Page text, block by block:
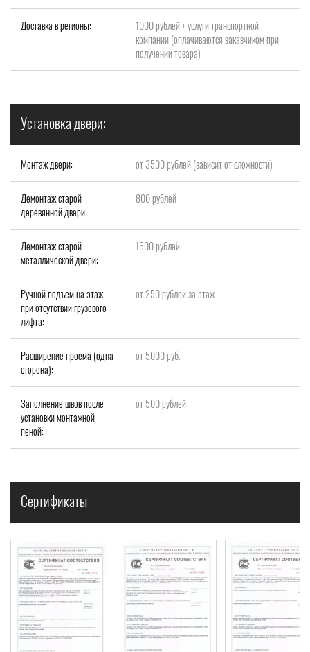
Доставка в регионы:
1000 рублей + услуги транспортной
компании (оплачиваются заказчиком при
получении товара)
Установка двери:
Монтаж двери: от 3500 рублей (зависит от сложности)
Демонтаж старой
деревянной двери:
800 рублей
Демонтаж старой
металлической двери:
1500 рублей
Ручной подъем на этаж
при отсутствии грузового
лифта:
от 250 рублей за этаж
Расширение проема (одна
сторона):
от 5000 руб.
Заполнение швов после
установки монтажной
пеной:
от 500 рублей
Сертификаты